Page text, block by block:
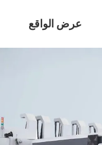
عرض الواقع